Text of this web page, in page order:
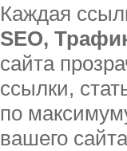
Каждая
SEO,
сайта
ссылки,
по
вашего